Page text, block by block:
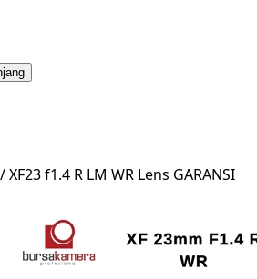
XF23 f1.4 R LM WR Lens GARANSI